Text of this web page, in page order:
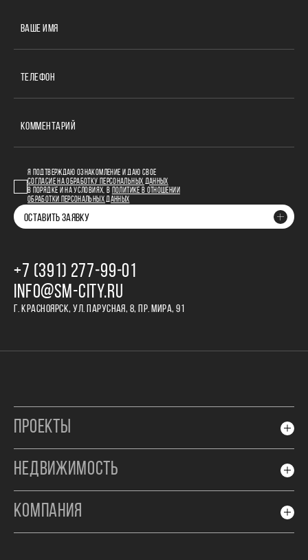
ВАШЕ ИМЯ
ТЕЛЕФОН
КОММЕНТАРИЙ
Я ПОДТВЕРЖДАЮ ОЗНАКОМЛЕНИЕ И ДАЮ СВОЕ
СОГЛАСИЕ НА ОБРАБОТКУ ПЕРСОНАЛЬНЫХ ДАННЫХ
В ПОРЯДКЕ И НА УСЛОВИЯХ, В
ПОЛИТИКЕ В ОТНОШЕНИИ
ОБРАБОТКИ ПЕРСОНАЛЬНЫХ ДАННЫХ
ОСТАВИТЬ ЗАЯВКУ
+7 (391) 277‒99‒01
INFO@SM-CITY.RU
Г. КРАСНОЯРСК, УЛ. ПАРУСНАЯ, 8, ПР. МИРА, 91
ПРОЕКТЫ
НЕДВИЖИМОСТЬ
КОМПАНИЯ